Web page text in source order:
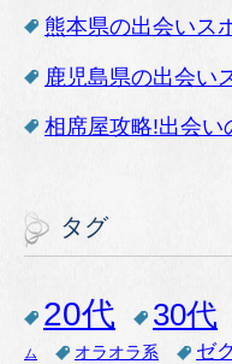
熊本県の出会いス
鹿児島県の出会い
相席屋攻略!出会い
タグ
20代 30代
ム オラオラ系 ゼ